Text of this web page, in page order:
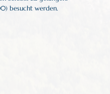
besucht werden.